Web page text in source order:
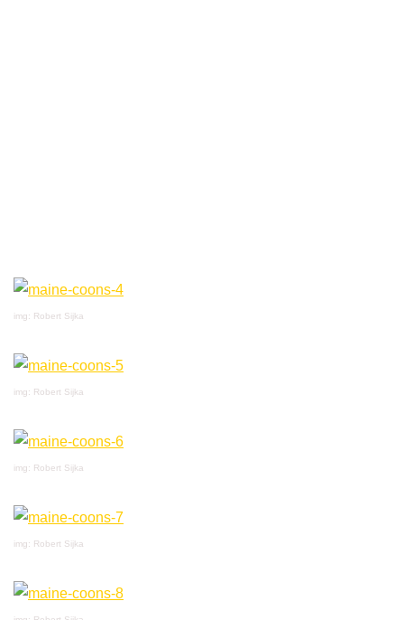
img: Robert Sijka
img: Robert Sijka
img: Robert Sijka
img: Robert Sijka